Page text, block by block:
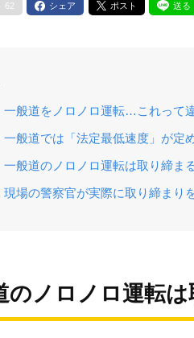
62 シェア ポスト 送る
一般道をノロノロ運転…これって
一般道では「法定最低速度」が定
一般道のノロノロ運転は取り締ま
現場の警察官が実際に取り締まり
のノロノロ運転